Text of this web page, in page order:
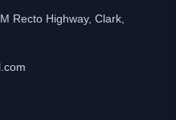
Recto Highway, Clark,